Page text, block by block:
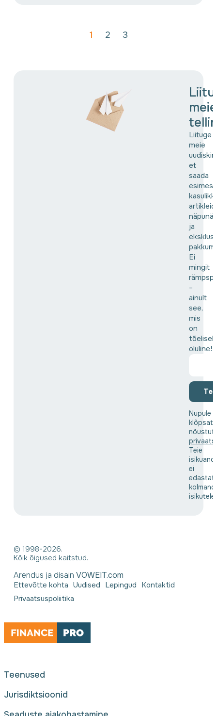
1 2 3
meie
Liituge
meie
et
saada
artikleid,
ja
Ei
mingit
–
ainult
see,
mis
on
tõeliselt
oluline!
Nupule
Teie
ei
isikutele
© 1998-2026.
Kõik õigused kaitstud.
Arendus ja disain VOWEIT.com
Ettevõtte kohta Uudised Lepingud Kontaktid
Privaatsuspoliitika
Teenused
Jurisdiktsioonid